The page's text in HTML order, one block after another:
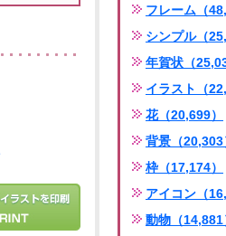
フレーム（
シンプル（
年賀状（
イラスト（
花（20,699）
背景（20,303
枠（17,174）
アイコン（
動物（14,881